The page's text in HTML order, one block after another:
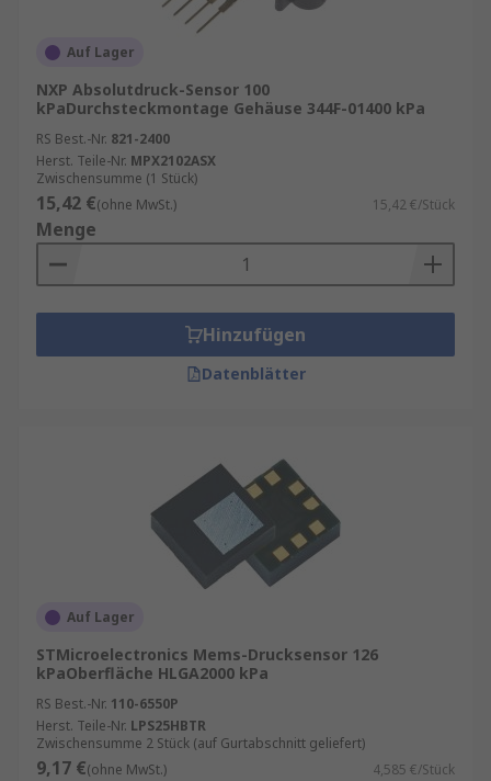
Quellen, wenn Druck auf den Atmosphärendruck
ausgeübt wird. Ein Reifen-Manometer ist ein
gutes Beispiel für diese Art von Drucksensoren
in einer nützlichen Anwendung.
Auf Lager
NXP Absolutdruck-Sensor 100
kPaDurchsteckmontage Gehäuse 344F-01400 kPa
RS Best.-Nr. 821-2400
Herst. Teile-Nr. MPX2102ASX
Zwischensumme (1 Stück)
15,42 €(ohne MwSt.) 15,42 €/Stück
Menge
Hinzufügen
Datenblätter
Auf Lager
STMicroelectronics Mems-Drucksensor 126
kPaOberfläche HLGA2000 kPa
RS Best.-Nr. 110-6550P
Herst. Teile-Nr. LPS25HBTR
Zwischensumme 2 Stück (auf Gurtabschnitt geliefert)
9,17 €(ohne MwSt.) 4,585 €/Stück